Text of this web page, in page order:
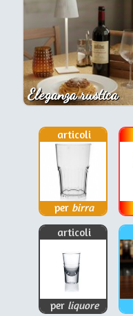
Eleganza rustica
articoli
per birra
articoli
per liquore